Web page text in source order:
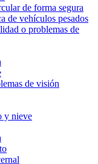
de forma segura
de vehículos pesados
o problemas de
de visión
y nieve